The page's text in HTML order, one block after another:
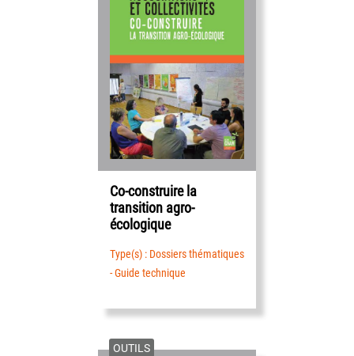
Co-construire la
transition agro-
écologique
Type(s) : Dossiers thématiques
- Guide technique
OUTILS